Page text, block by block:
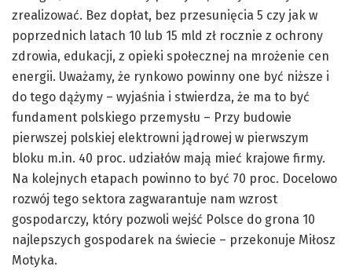
zrealizować. Bez dopłat, bez przesunięcia 5 czy jak w
poprzednich latach 10 lub 15 mld zł rocznie z ochrony
zdrowia, edukacji, z opieki społecznej na mrożenie cen
energii. Uważamy, że rynkowo powinny one być niższe i
do tego dążymy – wyjaśnia i stwierdza, że ma to być
fundament polskiego przemysłu – Przy budowie
pierwszej polskiej elektrowni jądrowej w pierwszym
bloku m.in. 40 proc. udziałów mają mieć krajowe firmy.
Na kolejnych etapach powinno to być 70 proc. Docelowo
rozwój tego sektora zagwarantuje nam wzrost
gospodarczy, który pozwoli wejść Polsce do grona 10
najlepszych gospodarek na świecie – przekonuje Miłosz
Motyka.